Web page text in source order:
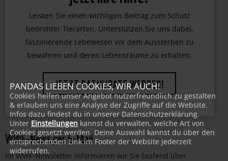
jetzt Ihre Hilfe!
Leisten Sie einen wichtigen Beitrag zum Schutz
bedrohter Tierarten. Unterstützen Sie uns dabei,
faszinierende Lebewesen vor dem Aussterben zu
bewahren und deren Lebensräume zu erhalten.
JETZT PATIN/PATE WERDEN!
WWF-News per E-Mail
Im WWF-Newsletter informieren wir Sie laufend über
PANDAS LIEBEN COOKIES, WIR AUCH!
Cookies helfen unser Angebot nutzerfreundlich zu gestalten
& erlauben uns eine Analyse der Zugriffe auf die Website.
Infos dazu findest du in unserer Datenschutzerklärung.
Unter Einstellungen kannst du verwalten, welche Art von
Cookies gesetzt werden. Deine Auswahl kannst du über den
entsprechenden Link im Footer der Website jederzeit
widerrufen.